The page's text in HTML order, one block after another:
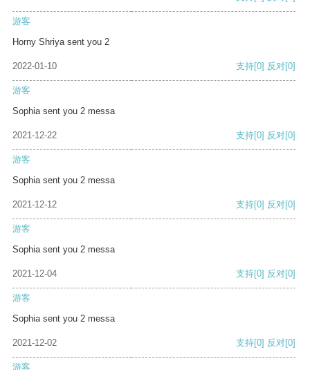
游客
Horny Shriya sent you 2
2022-01-10 支持[0] 反对[0]
游客
Sophia sent you 2 messa
2021-12-22 支持[0] 反对[0]
游客
Sophia sent you 2 messa
2021-12-12 支持[0] 反对[0]
游客
Sophia sent you 2 messa
2021-12-04 支持[0] 反对[0]
游客
Sophia sent you 2 messa
2021-12-02 支持[0] 反对[0]
游客